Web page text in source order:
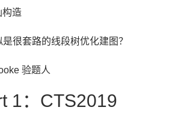
构造
很套路的线段树优化建图？
验题人
1：CTS2019